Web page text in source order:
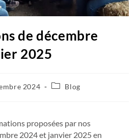
de décembre
2025
2024 Blog
proposées par nos
2024 et janvier 2025 en